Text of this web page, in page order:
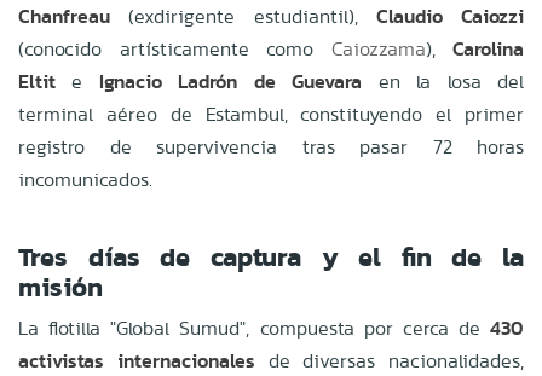
Chanfreau (exdirigente estudiantil), Claudio Caiozzi
(conocido artísticamente como Caiozzama), Carolina
Eltit e Ignacio Ladrón de Guevara en la losa del
terminal aéreo de Estambul, constituyendo el primer
registro de supervivencia tras pasar 72 horas
incomunicados.
Tres días de captura y el fin de la
misión
La flotilla "Global Sumud", compuesta por cerca de 430
activistas internacionales de diversas nacionalidades,